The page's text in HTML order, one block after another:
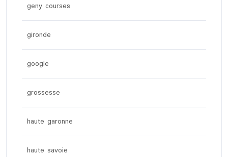
geny courses
gironde
google
grossesse
haute garonne
haute savoie